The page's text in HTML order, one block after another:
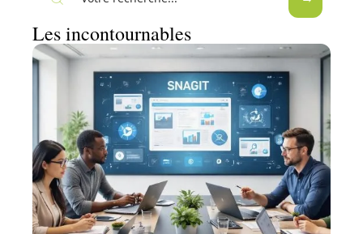
Les incontournables